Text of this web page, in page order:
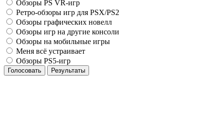
Обзоры PS VR-игр
Ретро-обзоры игр для PSX/PS2
Обзоры графических новелл
Обзоры игр на другие консоли
Обзоры на мобильные игры
Меня всё устраивает
Обзоры PS5-игр
Голосовать Результаты